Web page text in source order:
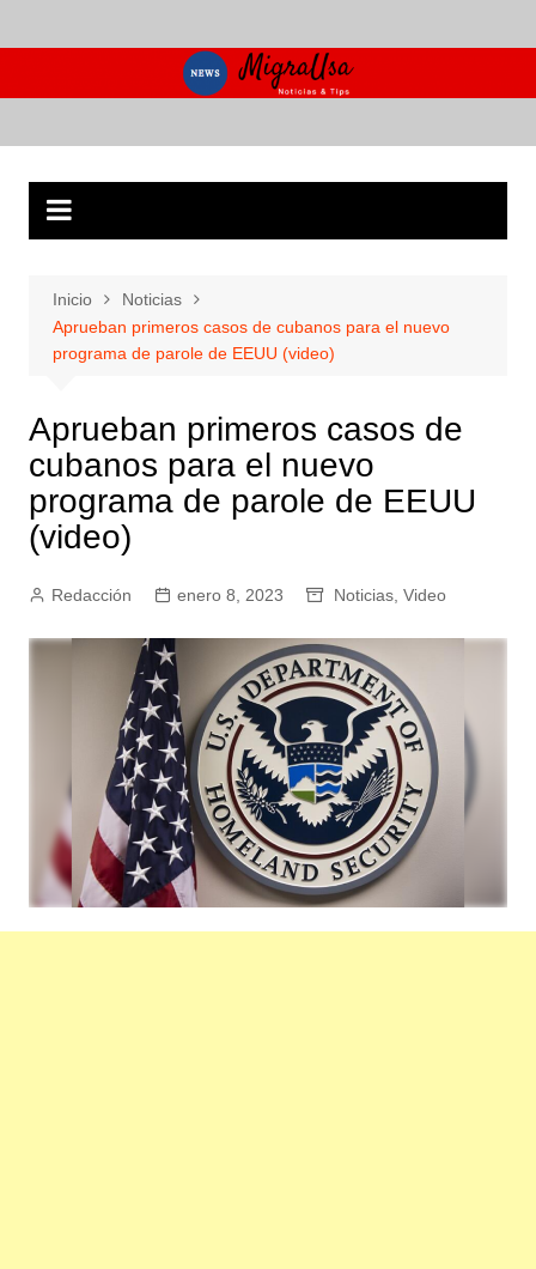
al
Inicio
Noticias
Aprueban primeros casos de cubanos para el nuevo
programa de parole de EEUU (video)
Aprueban primeros casos de
cubanos para el nuevo
programa de parole de EEUU
(video)
Redacción enero 8, 2023 Noticias, Video